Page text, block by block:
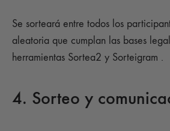
Se sorteará entre todos los
aleatoria que cumplan las bases
herramientas Sortea2 y Sorteigram .
4. Sorteo y